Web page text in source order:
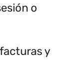
o
y